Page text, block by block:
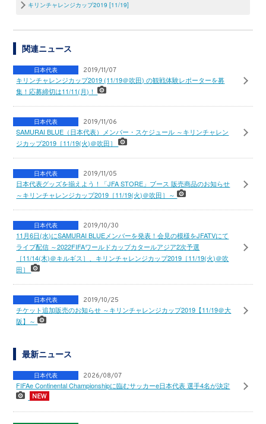
キリンチャレンジカップ2019 [11/19]
関連ニュース
日本代表 2019/11/07
キリンチャレンジカップ2019 (11/19＠吹田) の観戦体験レポーターを募
集！応募締切は11/11(月)！
日本代表 2019/11/06
SAMURAI BLUE（日本代表）メンバー・スケジュール ～キリンチャレン
ジカップ2019［11/19(火)＠吹田］
日本代表 2019/11/05
日本代表グッズを揃えよう！「JFA STORE」ブース 販売商品のお知らせ
～キリンチャレンジカップ2019［11/19(火)＠吹田］～
日本代表 2019/10/30
11月6日(水)にSAMURAI BLUEメンバーを発表！会見の模様をJFATVにて
ライブ配信 ～2022FIFAワールドカップカタールアジア2次予選
［11/14(木)＠キルギス］、キリンチャレンジカップ2019［11/19(火)＠吹
田］
日本代表 2019/10/25
チケット追加販売のお知らせ ～キリンチャレンジカップ2019【11/19＠大
阪】～
最新ニュース
日本代表 2026/08/07
FIFAe Continental Championshipに臨むサッカーe日本代表 選手4名が決定